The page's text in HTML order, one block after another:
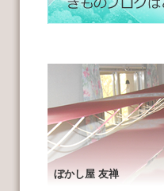
ぼかし屋 友禅